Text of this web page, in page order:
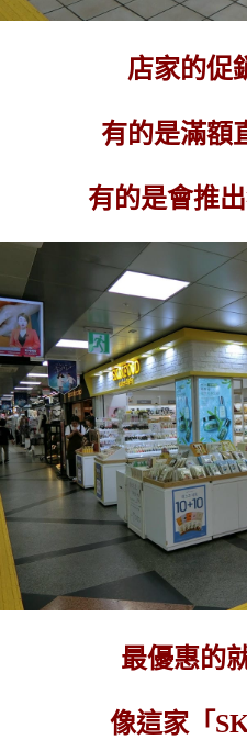
店家的促
有的是滿額
有的是會推
最優惠的
像這家「